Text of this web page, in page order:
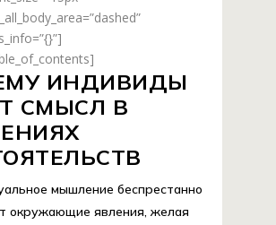
ИНДИВИДЫ
СМЫСЛ В
мышление беспрестанно
окружающие явления, желая